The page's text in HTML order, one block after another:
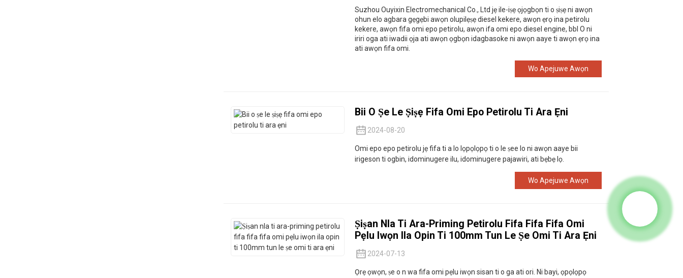
Suzhou Ouyixin Electromechanical Co., Ltd jẹ ile-iṣẹ ọjọgbọn ti o ṣiṣẹ ni awọn
ohun elo agbara gẹgẹbi awọn olupilẹṣẹ diesel kekere, awọn ẹrọ ina petirolu
kekere, awọn fifa omi epo petirolu, awọn ifa omi epo diesel engine, bbl O ni
iriri oga ati iwadii ọja ati awọn ọgbọn idagbasoke ni awọn aaye ti awọn ẹrọ ina
ati awọn fifa omi.
Wo Apejuwe Awọn
Bii O Ṣe Le Ṣiṣẹ Fifa Omi Epo Petirolu Ti Ara Ẹni
2024-08-20
Omi epo epo petirolu jẹ fifa ti a lo lọpọlọpọ ti o le ṣee lo ni awọn aaye bii
irigeson ti ogbin, idominugere ilu, idominugere pajawiri, ati bẹbẹ lọ.
Wo Apejuwe Awọn
Ṣiṣan Nla Ti Ara-Priming Petirolu Fifa Fifa Fifa Omi
Pẹlu Iwọn Ila Opin Ti 100mm Tun Le Ṣe Omi Ti Ara Ẹni
2024-07-13
Ọrẹ ọwọn, ṣe o n wa fifa omi pẹlu iwọn sisan ti o ga ati ori. Ni bayi, ọpọlọpọ